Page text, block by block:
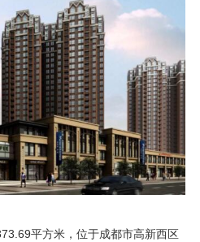
平方米，位于成都市高新西区